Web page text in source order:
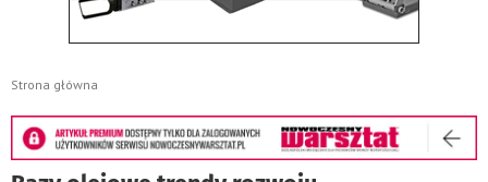
Strona główna